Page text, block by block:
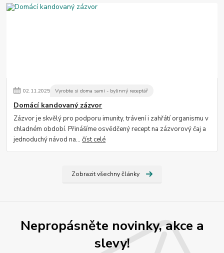
02.11.2025 Vyrobte si doma sami - bylinný receptář
Domácí kandovaný zázvor
Zázvor je skvělý pro podporu imunity, trávení i zahřátí organismu v
chladném období. Přinášíme osvědčený recept na zázvorový čaj a
jednoduchý návod na...číst celé
Zobrazit všechny články
Nepropásněte novinky, akce a
slevy!